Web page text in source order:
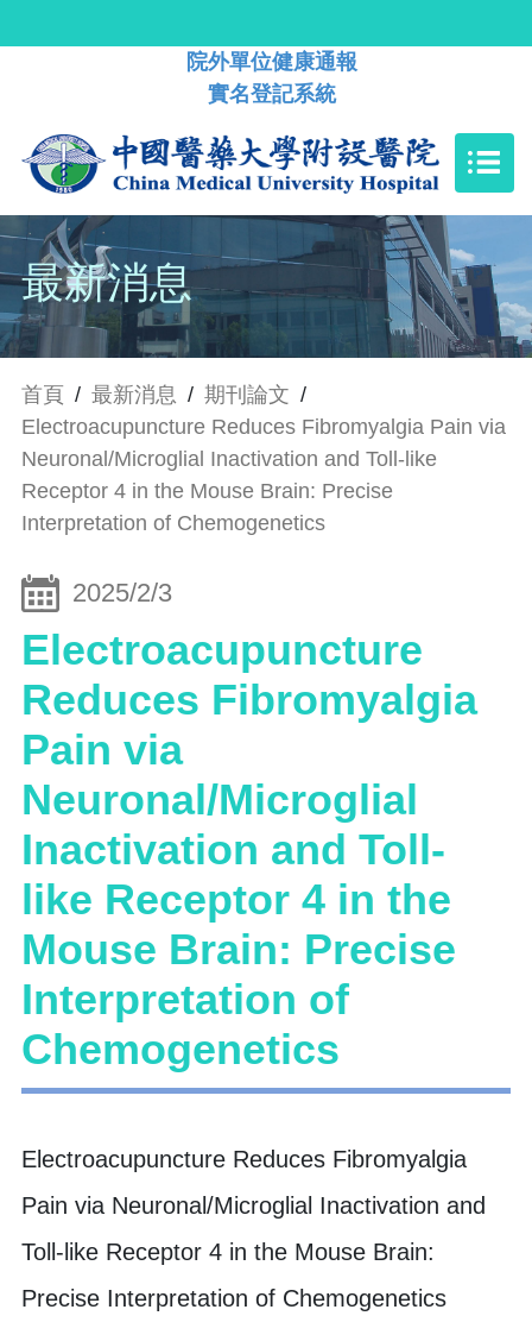
院外單位健康通報
實名登記系統
最新消息
首頁 / 最新消息 / 期刊論文 /
Electroacupuncture Reduces Fibromyalgia Pain via
Neuronal/Microglial Inactivation and Toll-like
Receptor 4 in the Mouse Brain: Precise
Interpretation of Chemogenetics
2025/2/3
Electroacupuncture
Reduces Fibromyalgia
Pain via
Neuronal/Microglial
Inactivation and Toll-
like Receptor 4 in the
Mouse Brain: Precise
Interpretation of
Chemogenetics
Electroacupuncture Reduces Fibromyalgia
Pain via Neuronal/Microglial Inactivation and
Toll-like Receptor 4 in the Mouse Brain:
Precise Interpretation of Chemogenetics